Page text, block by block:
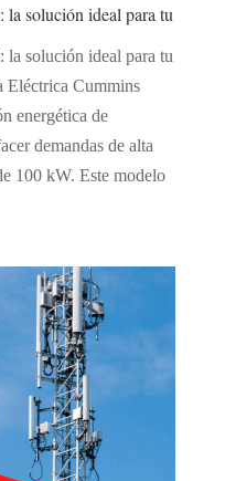
la solución ideal para tu
la solución ideal para tu
Eléctrica Cummins
energética de
demandas de alta
100 kW. Este modelo